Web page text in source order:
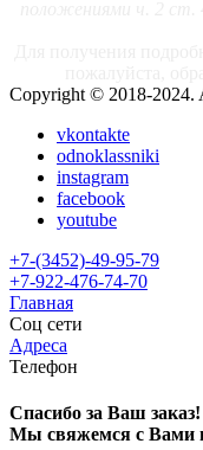
Copyright © 2018-2024.
vkontakte
odnoklassniki
instagram
facebook
youtube
+7-(3452)-49-95-79
+7-922-476-74-70
Главная
Соц сети
Адреса
Телефон
Спасибо за Ваш заказ!
Мы свяжемся с Вами